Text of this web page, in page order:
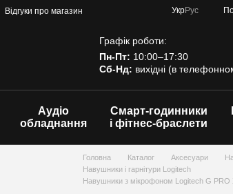
Відгуки про магазин УкрРус
Графік роботи:
Пн-Пт: 10:00–17:30
Сб-Нд: вихідні (в
Аудіо
обладнання
Смарт-годинники
і фітнес-браслети
Головна Каталог Аксесуари
Навушники і гарнітури Logitech
Навушники з мікрофоном Logitech G PRO